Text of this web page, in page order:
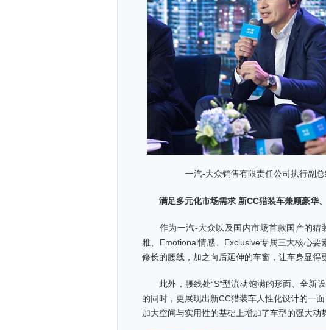
一汽-大众销售有限责任公司执行副
满足多元化市场需求 新CC猎装车兼顾豪华
作为一汽-大众以及国内市场首款国产的猎
雅、Emotional情感、Exclusive专属三大核心
修长的腰线，加之向后延伸的车窗，让车身显得
此外，腰线处“S”型流动饱满的形面、全新设
的同时，更展现出新CC猎装车人性化设计的一
加大空间与实用性的基础上增加了车型的强大动